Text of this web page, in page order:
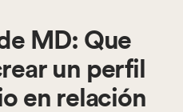
MD: Que
un perfil
en relación